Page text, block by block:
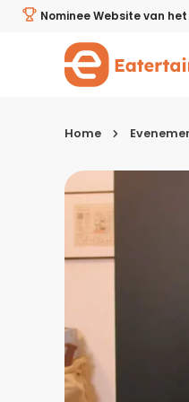
Chocoladeletters
Nominee Website van
Voor-
Home